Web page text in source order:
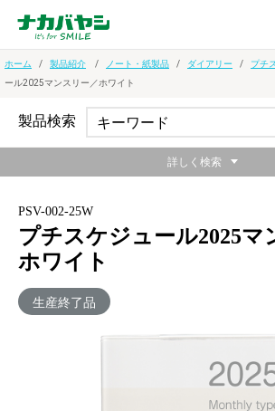
ホーム 製品紹介 ノート・紙製品 ダイアリー プチ
ール2025マンスリー／ホワイト
PSV-002-25W
プチスケジュール2025マ
ホワイト
生産終了品
製品検索
詳しく検索